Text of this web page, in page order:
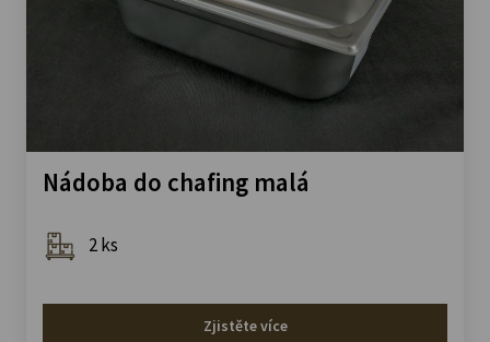
Nádoba do chafing malá
2 ks
Zjistěte více